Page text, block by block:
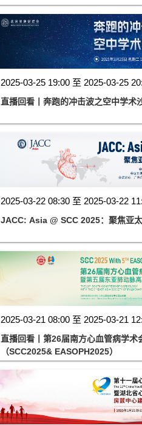
2025-03-25 19:00 至 2025-03-25
直播回看丨奔跑的冲击波之空中学术
2025-03-22 08:30 至 2025-03-22
JACC: Asia @ SCC 2025：聚焦亚
2025-03-21 08:00 至 2025-03-21
直播回看丨第26届南方心血管病学
（SCC2025& EASOPH2025）